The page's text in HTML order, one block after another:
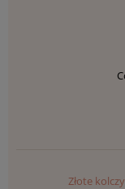
Złote